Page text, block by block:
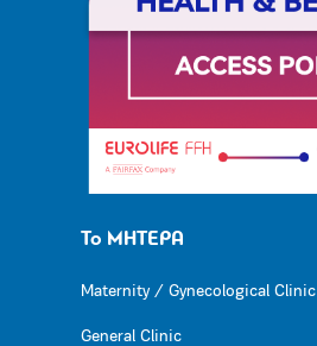
Το ΜΗΤΕΡΑ
Maternity / Gynecological Clinic
General Clinic